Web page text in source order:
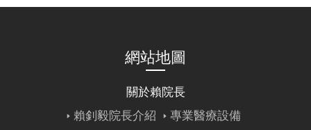
網站地圖
關於賴院長
賴釗毅院長介紹
專業醫療設備